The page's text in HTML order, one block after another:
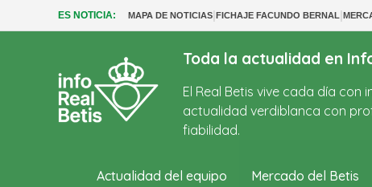
ES NOTICIA: MAPA DE NOTICIAS|FICHAJE FACUNDO BERNAL|
Toda la actualidad en
El Real Betis vive cada día
actualidad verdiblanca con
fiabilidad.
Actualidad del equipo Mercado del Betis